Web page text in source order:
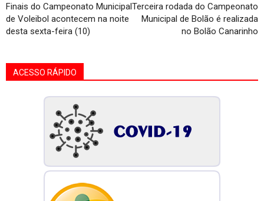
Finais do Campeonato Municipal
de Voleibol acontecem na noite
desta sexta-feira (10)
Terceira rodada do Campeonato
Municipal de Bolão é realizada
no Bolão Canarinho
ACESSO RÁPIDO